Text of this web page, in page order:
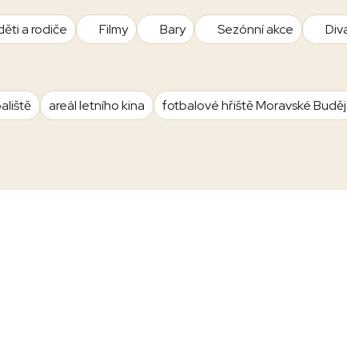
a rodiče Filmy Bary Sezónní akce
areál letního kina
fotbalové hřiště Moravské